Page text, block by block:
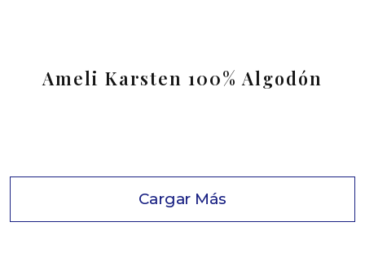
Ameli Karsten 100% Algodón
Cargar Más